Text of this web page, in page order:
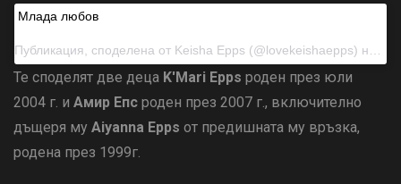
Млада любов
Публикация, споделена от Keisha Epps (@lovekeishaepps) на 20 януари 2018 г. в 11:47 ч. PST
Те споделят две деца K'Mari Epps роден през юли
2004 г. и Амир Епс роден през 2007 г., включително
дъщеря му Aiyanna Epps от предишната му връзка,
родена през 1999г.